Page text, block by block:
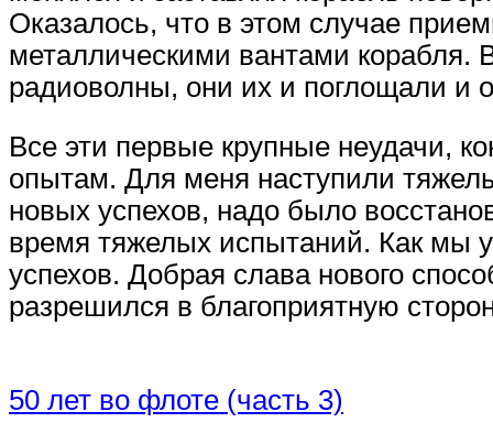
Оказалось, что в этом случае
металлическими вантами корабля.
радиоволны, они их и поглощали и
Все эти первые крупные неудачи,
опытам. Для меня наступили
новых успехов, надо было
время тяжелых испытаний. Как мы
успехов. Добрая слава нового
разрешился в благоприятную
50 лет во флоте (часть 3)